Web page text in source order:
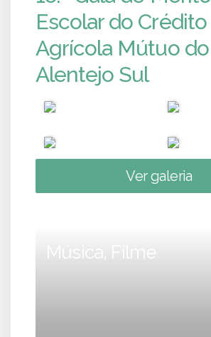
Escolar do Crédito
Agrícola Mútuo do
Alentejo Sul
Ver galeria
Música, Filme